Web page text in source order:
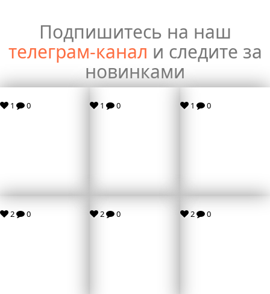
Подпишитесь на наш
телеграм-канал и следите за
новинками
1 0 1 0 1 0
2 0 2 0 2 0